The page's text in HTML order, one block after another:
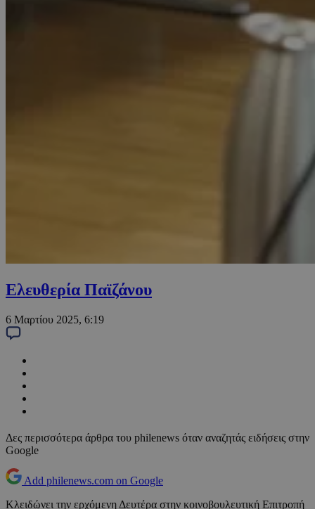
Ελευθερία Παϊζάνου
6 Μαρτίου 2025, 6:19
Δες περισσότερα άρθρα του philenews όταν αναζητάς ειδήσεις στην
Google
Add philenews.com on Google
Κλειδώνει την ερχόμενη Δευτέρα στην κοινοβουλευτική Επιτροπή